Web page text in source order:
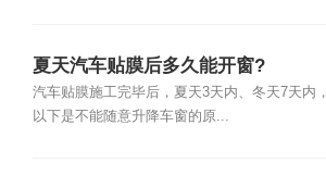
夏天汽车贴膜后多久能开窗?
汽车贴膜施工完毕后，夏天3天内、冬天7天内，
以下是不能随意升降车窗的原...